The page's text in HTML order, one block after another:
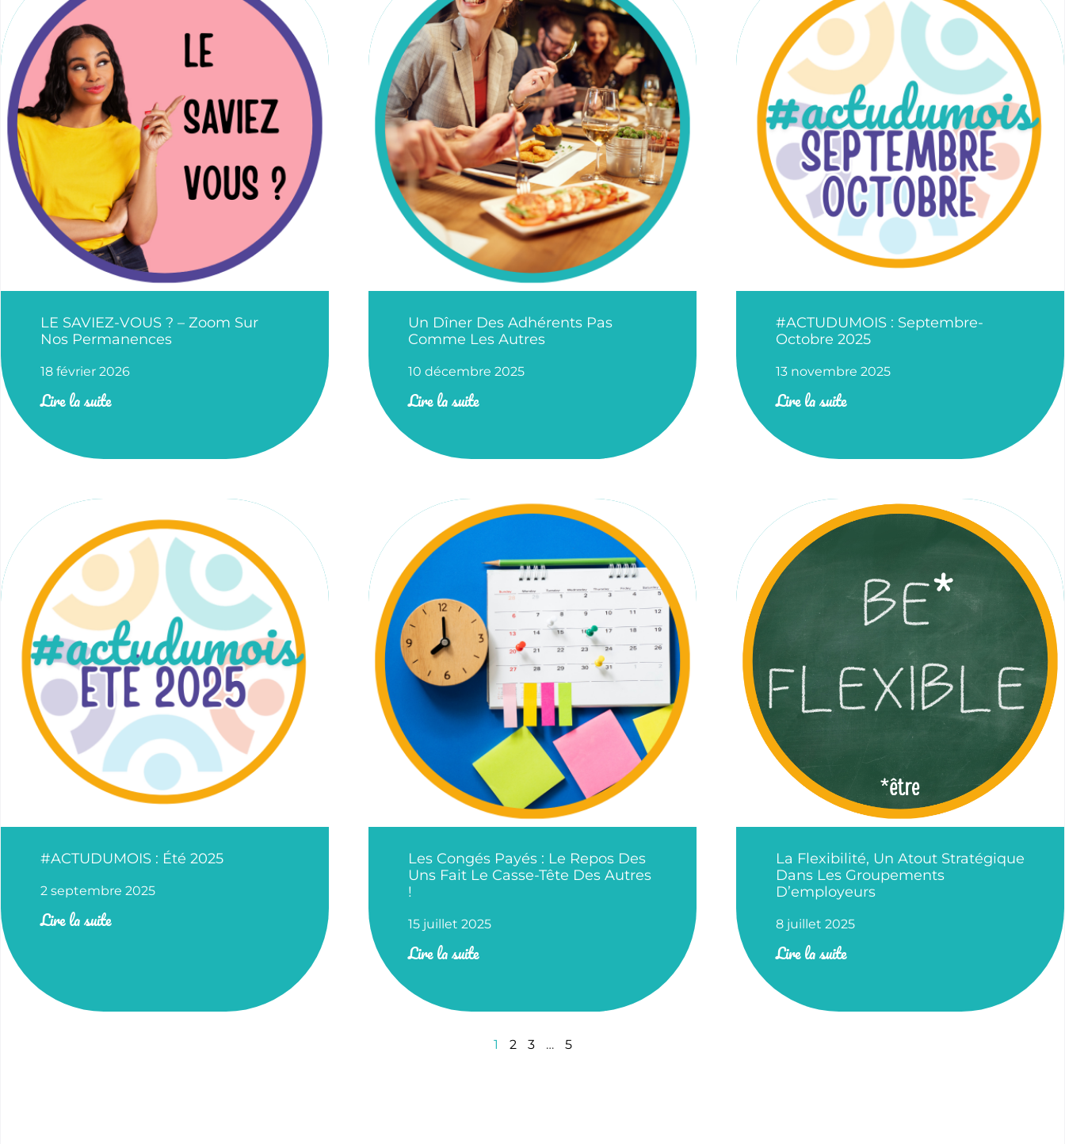
LE SAVIEZ-VOUS ? – Zoom Sur
Nos Permanences
18 février 2026
Lire la suite
Un Dîner Des Adhérents Pas
Comme Les Autres
10 décembre 2025
Lire la suite
#ACTUDUMOIS : Septembre-
Octobre 2025
13 novembre 2025
Lire la suite
#ACTUDUMOIS : Été 2025
2 septembre 2025
Lire la suite
Les Congés Payés : Le Repos Des
Uns Fait Le Casse-Tête Des Autres
!
15 juillet 2025
Lire la suite
La Flexibilité, Un Atout Stratégique
Dans Les Groupements
D’employeurs
8 juillet 2025
Lire la suite
1 2 3 … 5